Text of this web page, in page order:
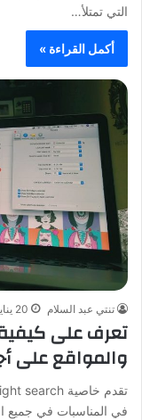
التي تمتلأ…
أكمل القراءة »
تنتي عبد السلام 20 يناير,2018
تعرف على
والمواقع على
في المناسبات في جميع